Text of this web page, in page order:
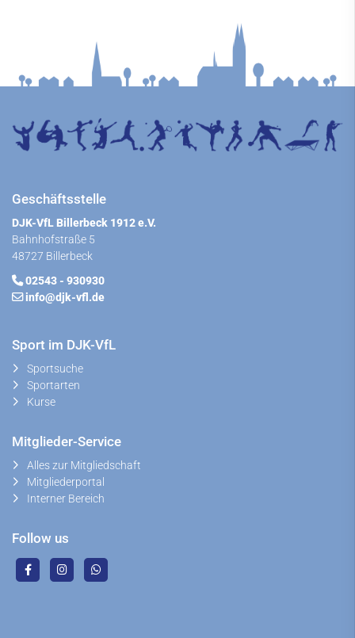
Geschäftsstelle
DJK-VfL Billerbeck 1912 e.V.
Bahnhofstraße 5
48727 Billerbeck
02543 - 930930
info@djk-vfl.de
Sport im DJK-VfL
Sportsuche
Sportarten
Kurse
Mitglieder-Service
Alles zur Mitgliedschaft
Mitgliederportal
Interner Bereich
Follow us